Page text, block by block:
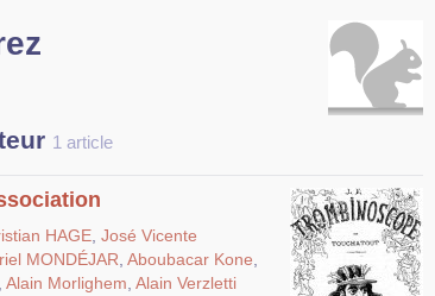
1 article
HAGE José Vicente
MONDÉJAR Aboubacar Kone
Alain Morlighem Alain Verzletti